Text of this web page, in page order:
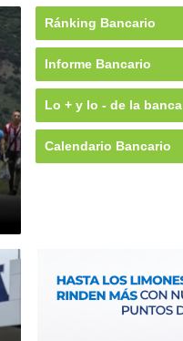
Ránking Bancario
Informe Bancario
Lo + y lo - de la banca
Calendario Bancario